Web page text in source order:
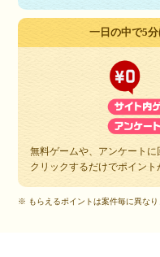
一日の中で5
無料ゲームや、アンケートに
クリックするだけでポイント
※ もらえるポイントは案件毎に異なり